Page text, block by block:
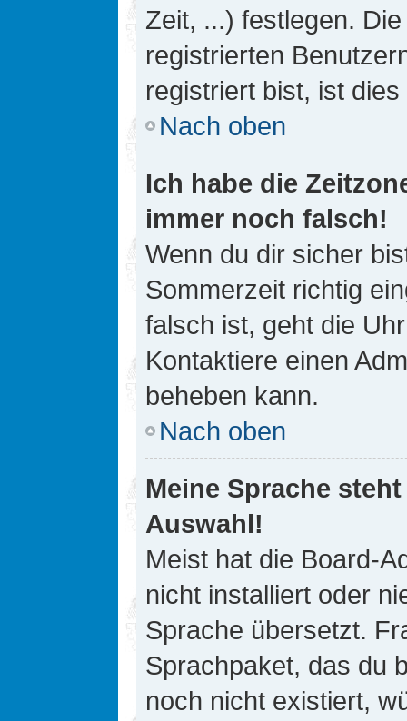
Zeit, ...) festlegen.
registrierten
registriert bist, ist
Nach oben
Ich habe die
immer noch falsch!
Wenn du dir sicher
Sommerzeit richtig
falsch ist, geht die
Kontaktiere einen
beheben kann.
Nach oben
Meine Sprache
Auswahl!
Meist hat die Board-
nicht installiert oder
Sprache übersetzt.
Sprachpaket, das du
noch nicht existiert,